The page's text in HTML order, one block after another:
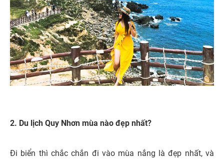
2. Du lịch Quy Nhơn mùa nào đẹp nhất?
Đi biển thì chắc chắn đi vào mùa nắng là đẹp nhất, và